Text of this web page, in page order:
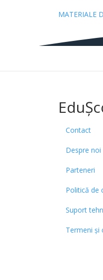
MATERIALE
Contact
Despre noi
Parteneri
Politică de
Suport
Termeni și